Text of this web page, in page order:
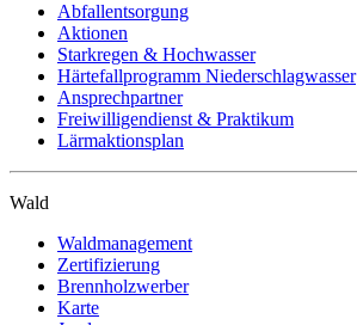
Abfallentsorgung
Aktionen
Starkregen & Hochwasser
Härtefallprogramm Niederschlagwasser
Ansprechpartner
Freiwilligendienst & Praktikum
Lärmaktionsplan
Wald
Waldmanagement
Zertifizierung
Brennholzwerber
Karte